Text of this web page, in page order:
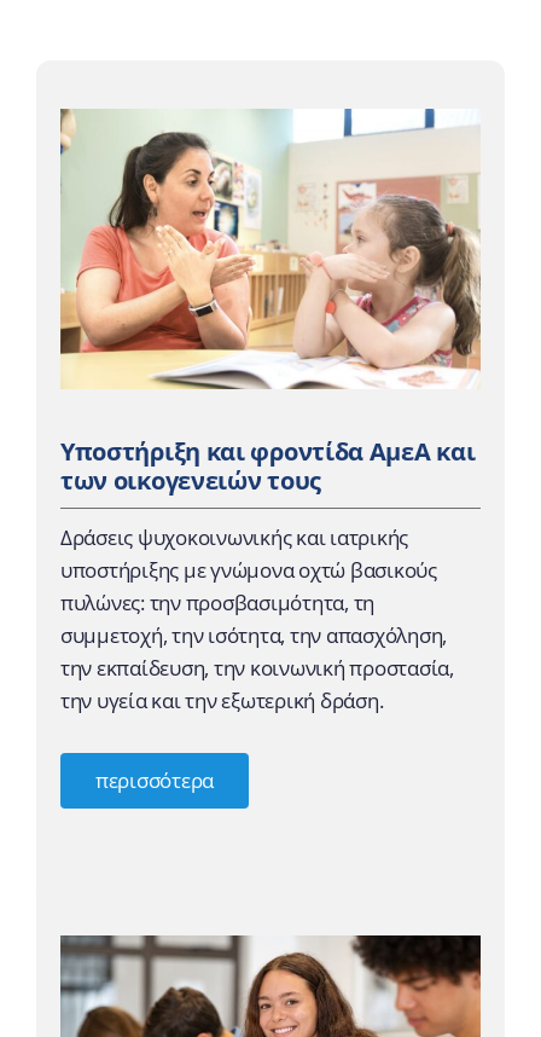
Υποστήριξη και φροντίδα ΑμεΑ και
των οικογενειών τους
Δράσεις ψυχοκοινωνικής και ιατρικής
υποστήριξης με γνώμονα οχτώ βασικούς
πυλώνες: την προσβασιμότητα, τη
συμμετοχή, την ισότητα, την απασχόληση,
την εκπαίδευση, την κοινωνική προστασία,
την υγεία και την εξωτερική δράση.
περισσότερα